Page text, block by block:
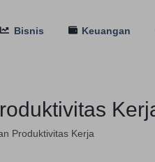
Bisnis Keuangan
Produktivitas Kerja